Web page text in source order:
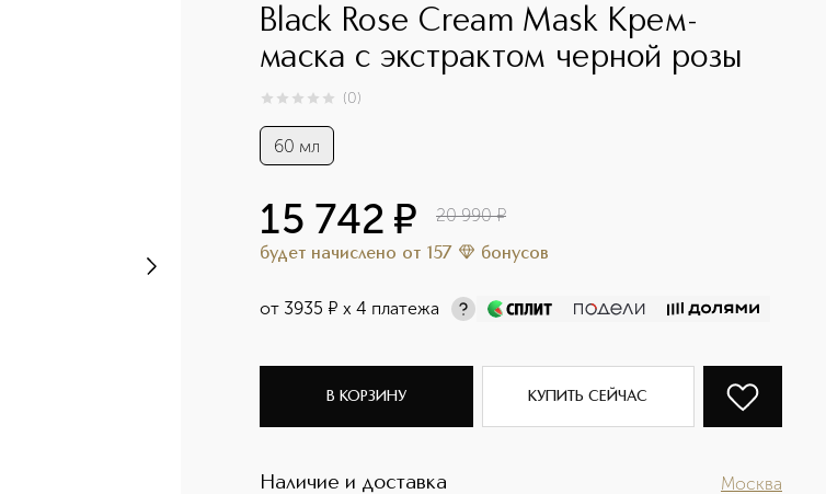
Black Rose Cream Mask Крем-
маска с экстрактом черной розы
0из 0 (0)
60 мл
15 742 ¤ 20 990 ¤
будет начислено от 157 бонусов
от 3935 ¤ х 4 платежа
В КОРЗИНУ КУПИТЬ СЕЙЧАС
Наличие и доставка Москва